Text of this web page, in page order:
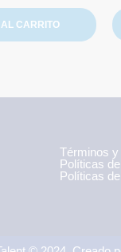
CARRITO
Términos
Políticas
Políticas